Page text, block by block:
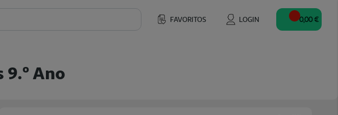
FAVORITOS LOGIN 0,00 €
Ano